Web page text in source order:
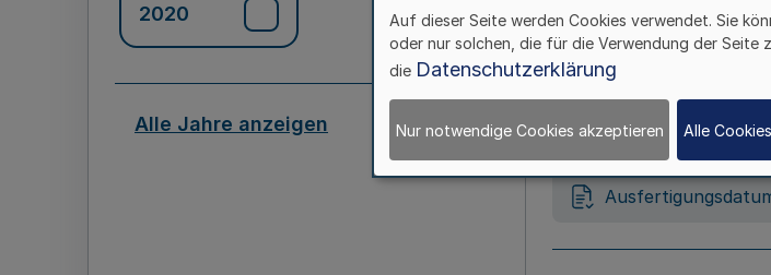
2020
Alle Jahre anzeigen
Gesetz zur
Auf dieser Seite werden Cookies verwendet. Sie
oder nur solchen, die für die Verwendung der Seite
die Datenschutzerklärung
Nur notwendige Cookies akzeptieren Alle